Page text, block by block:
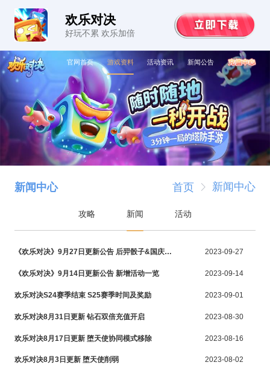
欢乐对决
好玩不累 欢乐加倍
官网首页 游戏资料 活动资讯 新闻公告
新闻中心 首页 新闻中心
攻略 新闻 活动
《欢乐对决》9月27日更新公告 后羿骰子&国庆节活动 2023-09-27
《欢乐对决》9月14日更新公告 新增活动一览 2023-09-14
欢乐对决S24赛季结束 S25赛季时间及奖励 2023-09-01
欢乐对决8月31日更新 钻石双倍充值开启 2023-08-30
欢乐对决8月17日更新 堕天使协同模式移除 2023-08-16
欢乐对决8月3日更新 堕天使削弱 2023-08-02